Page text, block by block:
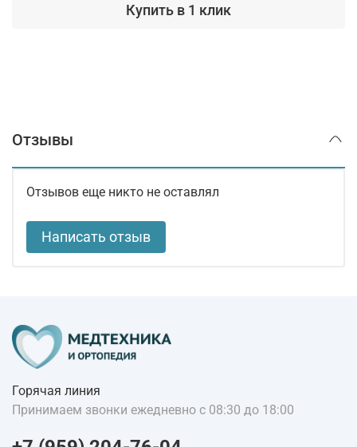
Купить в 1 клик
Отзывы
Отзывов еще никто не оставлял
Написать отзыв
Горячая линия
Принимаем звонки ежедневно с 08:30 до 18:00